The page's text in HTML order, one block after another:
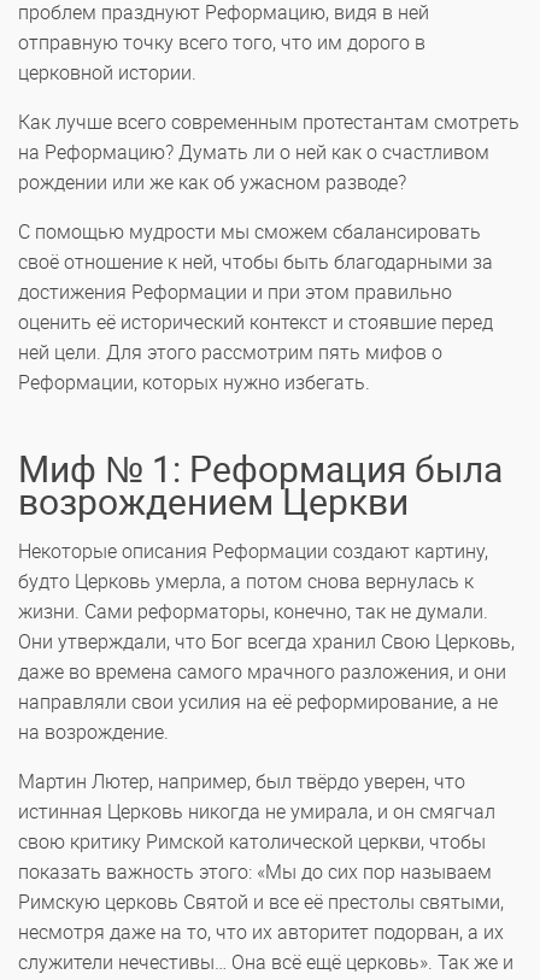
проблем празднуют Реформацию, видя в ней
отправную точку всего того, что им дорого в
церковной истории.
Как лучше всего современным протестантам смотреть
на Реформацию? Думать ли о ней как о счастливом
рождении или же как об ужасном разводе?
С помощью мудрости мы сможем сбалансировать
своё отношение к ней, чтобы быть благодарными за
достижения Реформации и при этом правильно
оценить её исторический контекст и стоявшие перед
ней цели. Для этого рассмотрим пять мифов о
Реформации, которых нужно избегать.
Миф № 1: Реформация была
возрождением Церкви
Некоторые описания Реформации создают картину,
будто Церковь умерла, а потом снова вернулась к
жизни. Сами реформаторы, конечно, так не думали.
Они утверждали, что Бог всегда хранил Свою Церковь,
даже во времена самого мрачного разложения, и они
направляли свои усилия на её реформирование, а не
на возрождение.
Мартин Лютер, например, был твёрдо уверен, что
истинная Церковь никогда не умирала, и он смягчал
свою критику Римской католической церкви, чтобы
показать важность этого: «Мы до сих пор называем
Римскую церковь Святой и все её престолы святыми,
несмотря даже на то, что их авторитет подорван, а их
служители нечестивы… Она всё ещё церковь». Так же и